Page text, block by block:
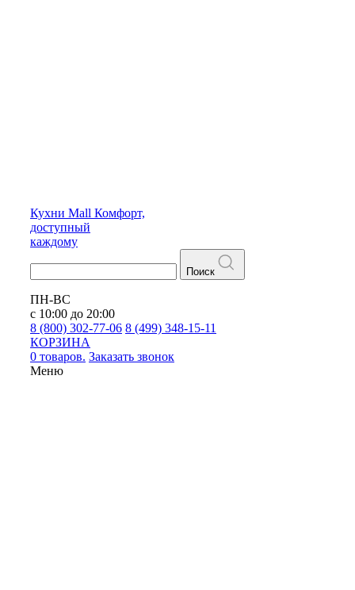
Кухни Mall Комфорт,
доступный
каждому
Поиск
ПН-ВС
с 10:00 до 20:00
8 (800) 302-77-06 8 (499) 348-15-11
КОРЗИНА
0 товаров. Заказать звонок
Меню